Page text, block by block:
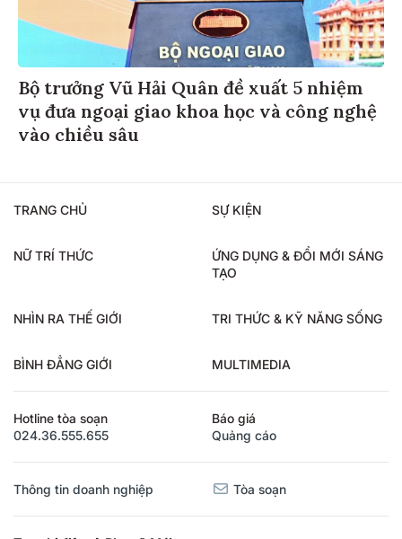
Bộ trưởng Vũ Hải Quân đề xuất 5 nhiệm
vụ đưa ngoại giao khoa học và công nghệ
vào chiều sâu
TRANG CHỦ SỰ KIỆN
NỮ TRÍ THỨC
ỨNG DỤNG & ĐỔI MỚI SÁNG
TẠO
NHÌN RA THẾ GIỚI TRI THỨC & KỸ NĂNG SỐNG
BÌNH ĐẲNG GIỚI MULTIMEDIA
Hotline tòa soạn
024.36.555.655
Báo giá
Quảng cáo
Thông tin doanh nghiệp Tòa soạn